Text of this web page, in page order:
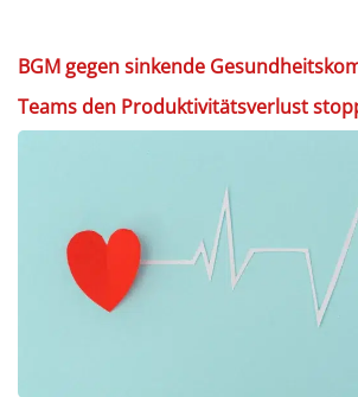
BGM gegen sinkende
Teams den Produktivitätsverlust